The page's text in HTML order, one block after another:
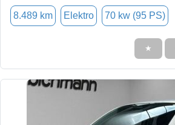
8.489 km Elektro 70 kw (95 PS)
★